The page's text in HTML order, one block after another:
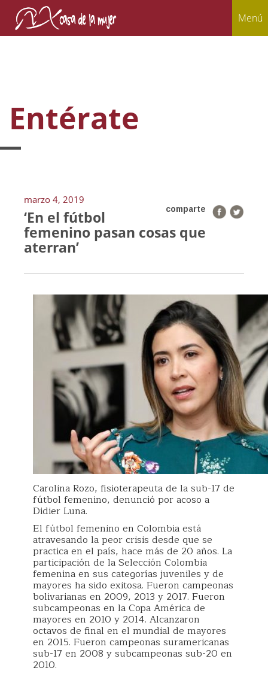
Menú
Entérate
marzo 4, 2019
comparte
‘En el fútbol
femenino pasan cosas que
aterran’
Carolina Rozo, fisioterapeuta de la sub-17 de
fútbol femenino, denunció por acoso a
Didier Luna.
El fútbol femenino en Colombia está
atravesando la peor crisis desde que se
practica en el país, hace más de 20 años. La
participación de la Selección Colombia
femenina en sus categorías juveniles y de
mayores ha sido exitosa. Fueron campeonas
bolivarianas en 2009, 2013 y 2017. Fueron
subcampeonas en la Copa América de
mayores en 2010 y 2014. Alcanzaron
octavos de final en el mundial de mayores
en 2015. Fueron campeonas suramericanas
sub-17 en 2008 y subcampeonas sub-20 en
2010.